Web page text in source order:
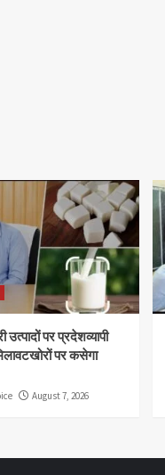
पर प्रदेशव्यापी
पर कसेगा
August 7, 2026